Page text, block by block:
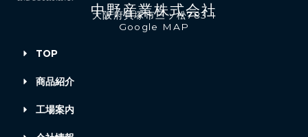
中野産業株式会社
大阪府貝塚市三ッ松783-1
Google MAP
TOP
商品紹介
工場案内